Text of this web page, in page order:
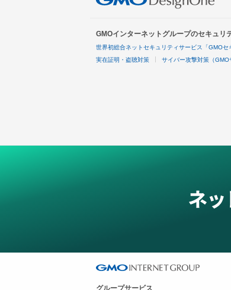
GMOインターネットグループのセキュリ
世界初総合ネットセキュリティサービス「GMOセ
実在証明・盗聴対策 サイバー攻撃対策（GMO
グループサービス